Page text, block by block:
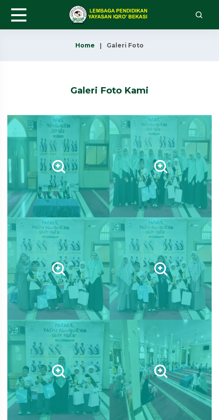
Home Galeri Foto
Galeri Foto Kami